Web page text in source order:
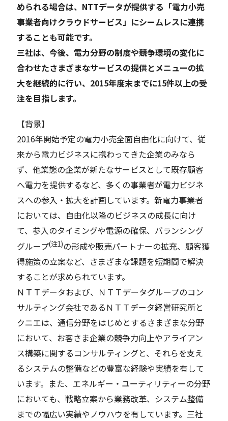
められる場合は、NTTデータが提供する「電力小売
事業者向けクラウドサービス」にシームレスに連携
することも可能です。
三社は、今後、電力分野の制度や競争環境の変化に
合わせたさまざまなサービスの提供とメニューの拡
大を継続的に行い、2015年度末までに15件以上の受
注を目指します。
【背景】
2016年開始予定の電力小売全面自由化に向けて、従
来から電力ビジネスに携わってきた企業のみなら
ず、他業態の企業が新たなサービスとして既存顧客
へ電力を提供するなど、多くの事業者が電力ビジネ
スへの参入・拡大を計画しています。新電力事業者
においては、自由化以降のビジネスの成長に向け
て、参入のタイミングや電源の確保、バランシング
グループ(注1)の形成や販売パートナーの拡充、顧客獲
得施策の立案など、さまざまな課題を短期間で解決
することが求められています。
ＮＴＴデータおよび、ＮＴＴデータグループのコン
サルティング会社であるＮＴＴデータ経営研究所と
クニエは、通信分野をはじめとするさまざまな分野
において、お客さま企業の競争力向上やアライアン
ス構築に関するコンサルティングと、それらを支え
るシステムの整備などの豊富な経験や実績を有して
います。また、エネルギー・ユーティリティーの分野
においても、戦略立案から業務改革、システム整備
までの幅広い実績やノウハウを有しています。三社